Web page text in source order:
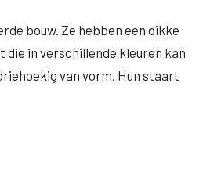
bouw. Ze hebben een dikke
in verschillende kleuren kan
van vorm. Hun staart